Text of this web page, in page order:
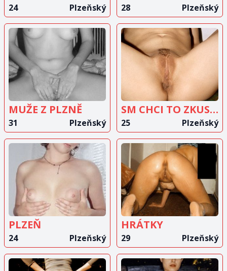
24 Plzeňský 28 Plzeňský
ZOBRAZIT
INZERÁT
MUŽE Z PLZNĚ
31 Plzeňský
ZOBRAZIT
INZERÁT
SM CHCI TO ZKUSIT
25 Plzeňský
ZOBRAZIT
INZERÁT
PLZEŇ
24 Plzeňský
ZOBRAZIT
INZERÁT
HRÁTKY
29 Plzeňský